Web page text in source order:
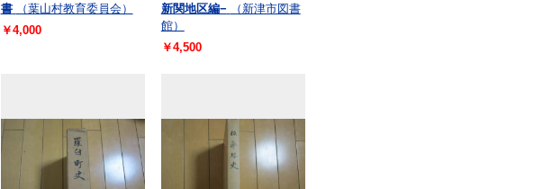
書
（葉山村教育委員会）
￥4,000
新関地区編−
（新津市図書
館）
￥4,500